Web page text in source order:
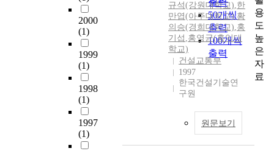
2000
(1)
1999
(1)
1998
(1)
1997
(1)
출력
50개씩
출력
100개씩
출력
규석(강원대학교),한
만엽(아주대학교),황
의승(경희대학교),홍
기섭 ,홍영균(홍익대
학교)
건설교통부
1997
한국건설기술연
구원
원문보기
용
도
높
은
자
료